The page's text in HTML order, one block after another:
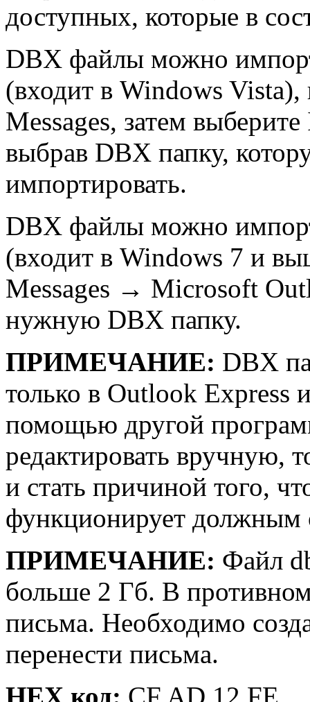
доступных, которые в
DBX файлы можно
(входит в Windows
Messages, затем
выбрав DBX папку,
импортировать.
DBX файлы можно
(входит в Windows 7 и
Messages → Microsoft
нужную DBX папку.
ПРИМЕЧАНИЕ: DBX
только в Outlook Express
помощью другой
редактировать вручную,
и стать причиной того,
функционирует должным
ПРИМЕЧАНИЕ: Файл
больше 2 Гб. В
письма. Необходимо
перенести письма.
HEX код: CF AD 12 FE